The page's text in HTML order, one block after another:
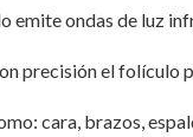
emite ondas de luz
precisión el folículo
cara, brazos,